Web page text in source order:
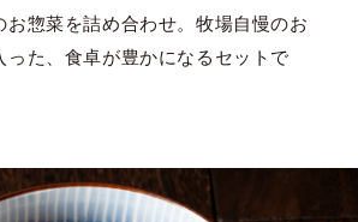
お惣菜を詰め合わせ。牧場自慢のお
った、食卓が豊かになるセットで